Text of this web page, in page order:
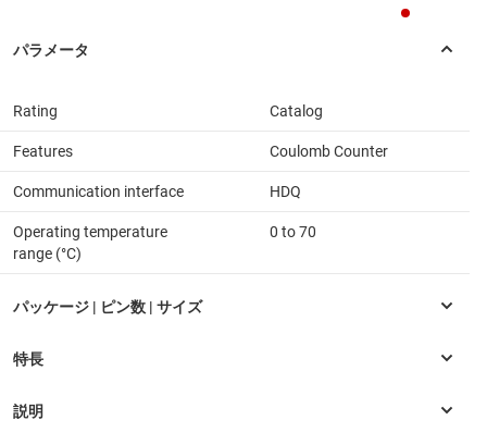
Rating Catalog
Features Coulomb Counter
Communication interface HDQ
Operating temperature
range (°C)
0 to 70